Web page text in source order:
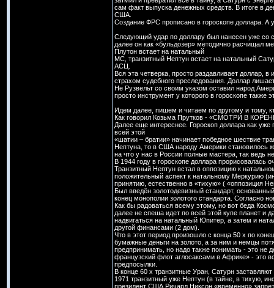
сам факт выпуска денежных средств. В итоге в
США.
Создание ФРС прописано в гороскопе доллара. А
Следующий удар по доллару был нанесен уже со
далее он как «бульдозер» методично расчищал
Плутон встает на натальный
МС, транзитный Нептун встает на натальный
АСЦ.
Вся эта четверка, просто раздавливает доллар, в
страхом судебного преследования. Доллар
Не Рузвельт со своим указом оставил народ
просто инструмент у которого в гороскопе также
Идем далее, пишем и читаем по другому и тому,
Как говорил Козьма Прутков - «СМОТРИ В
Далее еще интереснее. Гороскоп доллара как
всей этой
«шатии – братии» начинает победное шествие
Нептуна, то в США народу Америки становилось
на что у нас в России полные мастера, так ведь
В 1944 году в гороскопе доллара прорисовалась
Транзитный Нептун встал в оппозицию к
положительный аспект к натальному Меркурию
принятию, естественно в «тихую» ( «оппозиция
Был введён золотодевизный стандарт,
конец монополии золотого стандарта. Согласно
Как бы радоваться всему этому, но вот беда
далее не спеша идет по всей этой купе планет и
надвигаться на натальный Юпитер, а затем и
другой финансами (2 дом).
Что в этот период произошло с конца 50 х по
бумажные деньги на золото, а за ним и немцы
предпринимать, но надо также понимать - это не
французский флот аглосаксами в Африке» - это
предпосылки.
В конце 60 х транзитные Уран, Сатурн
1971 транзитный уже Нептун (в тайне, в тихую,
президент США Ричард Никсон «временно»